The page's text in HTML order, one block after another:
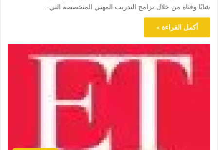
شابًا وفتاة من خلال برامج التدريب المهني المتخصصة التي…
أكمل القراءة »